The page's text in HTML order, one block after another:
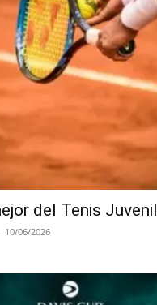
del Tenis Juvenil
10/06/2026